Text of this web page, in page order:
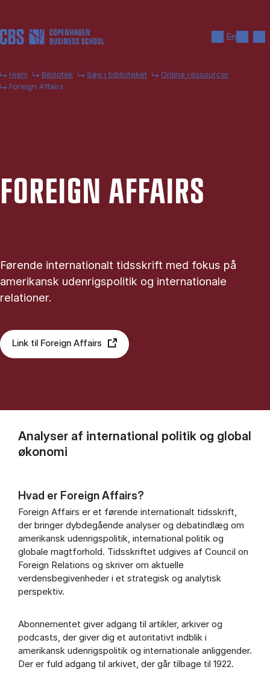
En
Hjem Bibliotek Søg i biblioteket
Online ressourcer
Foreign Affairs
FOREIGN AF­FAIRS
Førende internationalt tidsskrift med fokus på
amerikansk udenrigspolitik og internationale
relationer.
Link til Foreign Affairs
Analyser af international politik og global
økonomi
Hvad er Foreign Affairs?
Foreign Affairs er et førende internationalt tidsskrift,
der bringer dybdegående analyser og debatindlæg om
amerikansk udenrigspolitik, international politik og
globale magtforhold. Tidsskriftet udgives af Council on
Foreign Relations og skriver om aktuelle
verdensbegivenheder i et strategisk og analytisk
perspektiv.
Abonnementet giver adgang til artikler, arkiver og
podcasts, der giver dig et autoritativt indblik i
amerikansk udenrigspolitik og internationale anliggender.
Der er fuld adgang til arkivet, der går tilbage til 1922.